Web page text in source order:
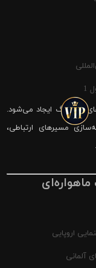
1
شیرینگ ایجاد می‌شود.
مسیرهای ارتباطی،
اروپایی